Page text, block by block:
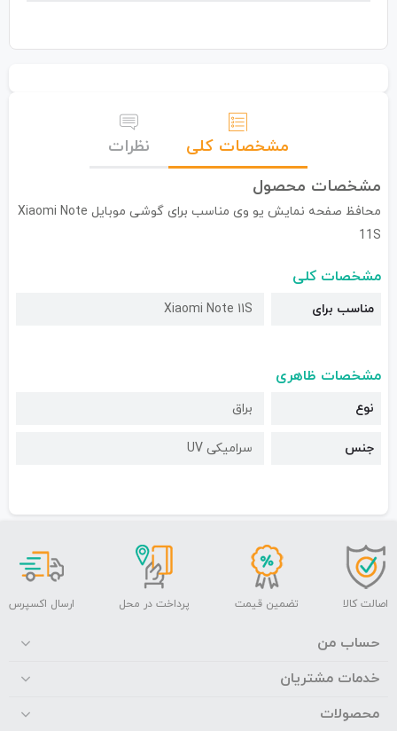
مشخصات کلی
نظرات
مشخصات محصول
محافظ صفحه نمایش یو وی مناسب برای گوشی موبایل Xiaomi Note
11S
مشخصات کلی
مناسب برای Xiaomi Note 11S
مشخصات ظاهری
نوع براق
جنس سرامیکی UV
اصالت کالا تضمین قیمت پرداخت در محل ارسال اکسپرس
حساب من
خدمات مشتریان
محصولات